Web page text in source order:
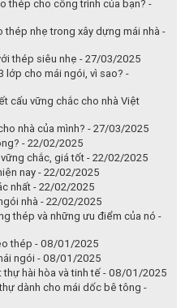
thép cho công trình của bạn? -
nhẹ trong xây dựng mái nhà -
thép siêu nhẹ - 27/03/2025
lớp cho mái ngói, vì sao? -
cấu vững chắc cho nhà Việt
nhà của mình? - 27/03/2025
- 22/02/2025
chắc, giá tốt - 22/02/2025
nay - 22/02/2025
nhất - 22/02/2025
nhà - 22/02/2025
thép và những ưu điểm của nó -
thép - 08/01/2025
ngói - 08/01/2025
hài hòa và tinh tế - 08/01/2025
dành cho mái dốc bê tông -